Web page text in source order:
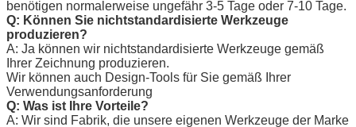
benötigen normalerweise ungefähr 3-5 Tage oder 7-10 Tage.
Q: Können Sie nichtstandardisierte Werkzeuge
produzieren?
A: Ja können wir nichtstandardisierte Werkzeuge gemäß
Ihrer Zeichnung produzieren.
Wir können auch Design-Tools für Sie gemäß Ihrer
Verwendungsanforderung
Q: Was ist Ihre Vorteile?
A: Wir sind Fabrik, die unsere eigenen Werkzeuge der Marke